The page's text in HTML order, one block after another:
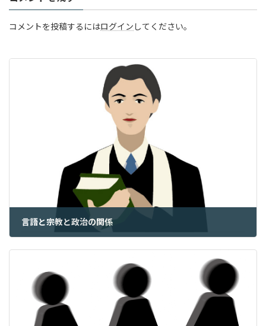
コメントを投稿するにはログイン してください。
言語と宗教と政治の関係